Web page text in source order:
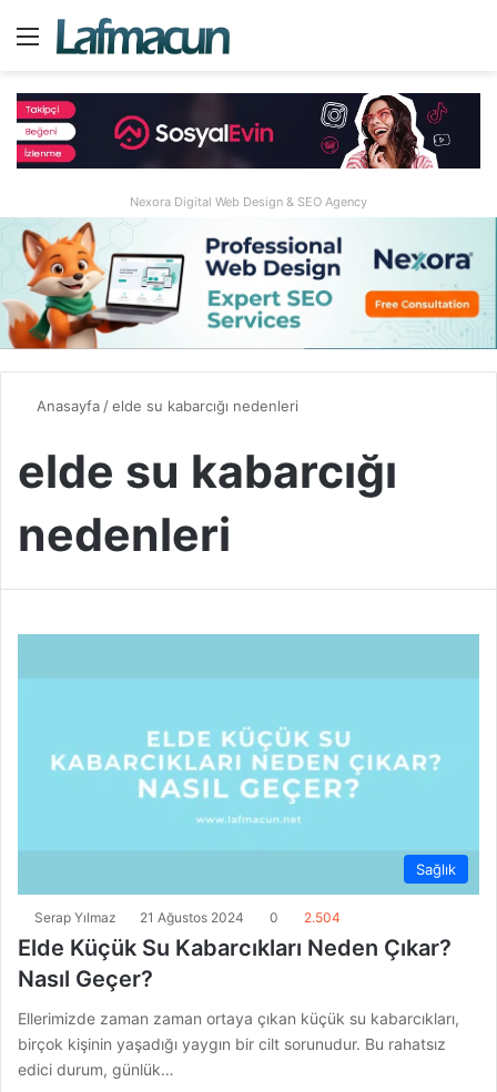
Menü
Nexora Digital Web Design & SEO Agency
Anasayfa/elde su kabarcığı nedenleri
elde su kabarcığı
nedenleri
Sağlık
Serap Yılmaz 21 Ağustos 2024 0 2.504
Elde Küçük Su Kabarcıkları Neden Çıkar?
Nasıl Geçer?
Ellerimizde zaman zaman ortaya çıkan küçük su kabarcıkları,
birçok kişinin yaşadığı yaygın bir cilt sorunudur. Bu rahatsız
edici durum, günlük…